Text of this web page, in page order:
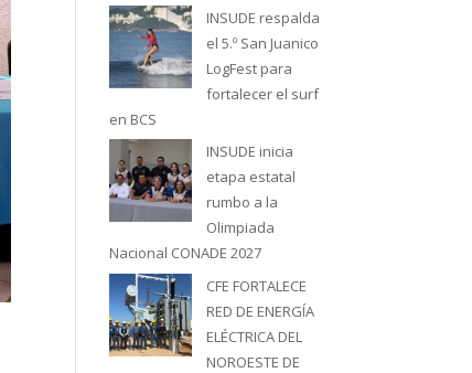
INSUDE respalda
el 5.º San Juanico
LogFest para
fortalecer el surf
en BCS
INSUDE inicia
etapa estatal
rumbo a la
Olimpiada
Nacional CONADE 2027
CFE FORTALECE
RED DE ENERGÍA
ELÉCTRICA DEL
NOROESTE DE